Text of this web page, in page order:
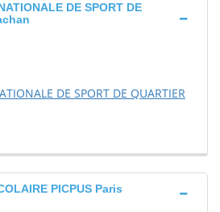
DE SPORT DE
DE SPORT DE QUARTIER
PICPUS Paris